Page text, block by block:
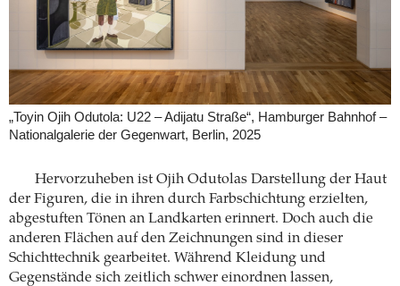
„Toyin Ojih Odutola: U22 – Adijatu Straße“, Hamburger Bahnhof –
Nationalgalerie der Gegenwart, Berlin, 2025
Hervorzuheben ist Ojih Odutolas Darstellung der Haut
der Figuren, die in ihren durch Farbschichtung erzielten,
abgestuften Tönen an Landkarten erinnert. Doch auch die
anderen Flächen auf den Zeichnungen sind in dieser
Schichttechnik gearbeitet. Während Kleidung und
Gegenstände sich zeitlich schwer einordnen lassen,